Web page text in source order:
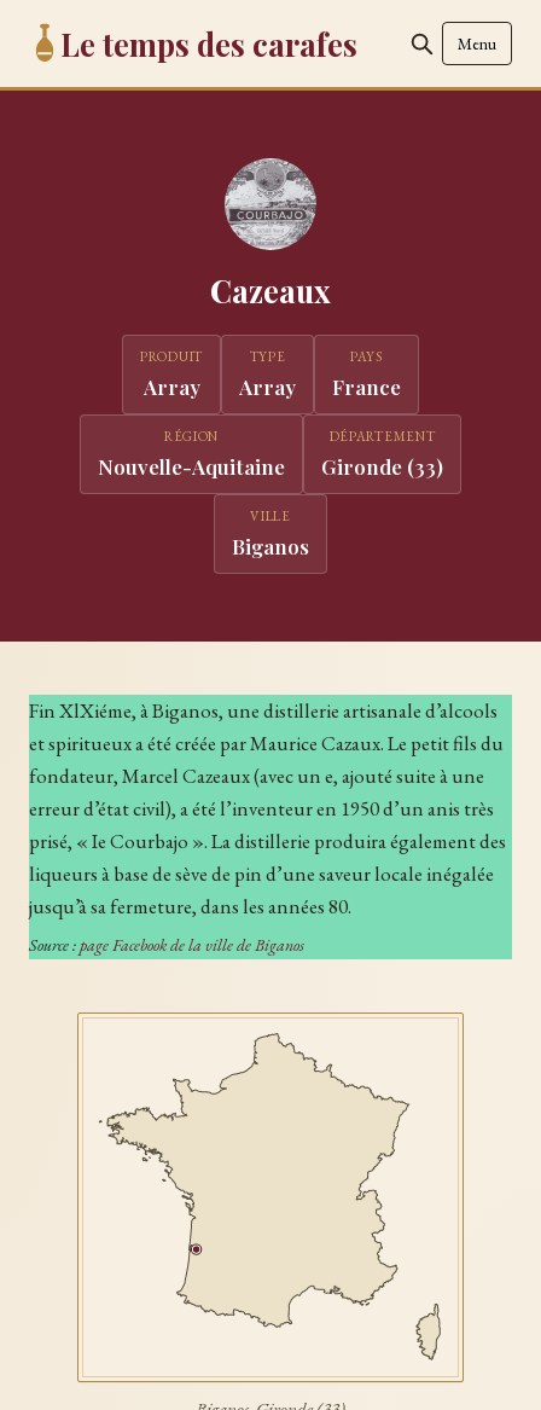
Le temps des carafes Menu
Cazeaux
PRODUIT
Array
TYPE
Array
PAYS
France
RÉGION
Nouvelle-Aquitaine
DÉPARTEMENT
Gironde (33)
VILLE
Biganos
Fin XlXiéme, à Biganos, une distillerie artisanale d’alcools
et spiritueux a été créée par Maurice Cazaux. Le petit fils du
fondateur, Marcel Cazeaux (avec un e, ajouté suite à une
erreur d’état civil), a été l’inventeur en 1950 d’un anis très
prisé, « Ie Courbajo ». La distillerie produira également des
liqueurs à base de sève de pin d’une saveur locale inégalée
jusqu’à sa fermeture, dans les années 80.
Source :page Facebook de la ville de Biganos